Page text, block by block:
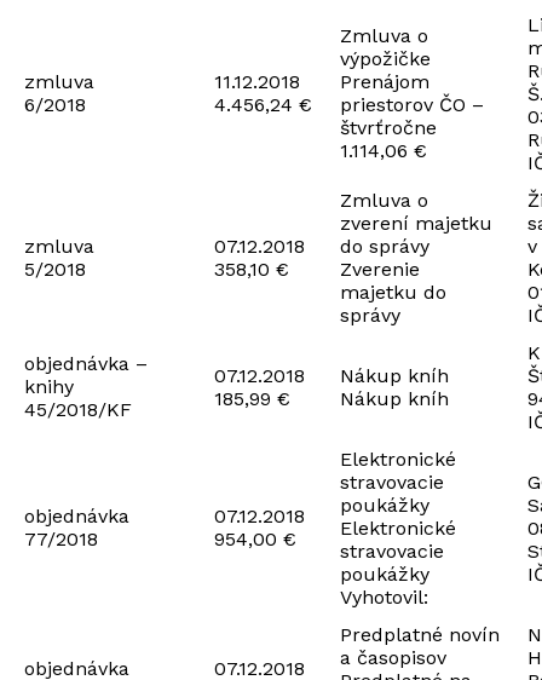
zmluva
6/2018
11.12.2018
4.456,24 €
Zmluva o
výpožičke
Prenájom
priestorov ČO –
štvrťročne
1.114,06 €
zmluva
5/2018
07.12.2018
358,10 €
Zmluva o
zverení majetku
do správy
Zverenie
majetku do
správy
v
objednávka –
knihy
45/2018/KF
07.12.2018
185,99 €
Nákup kníh
Nákup kníh
objednávka
77/2018
07.12.2018
954,00 €
Elektronické
stravovacie
poukážky
Elektronické
stravovacie
poukážky
Vyhotovil:
objednávka
07.12.2018
Predplatné novín
a časopisov